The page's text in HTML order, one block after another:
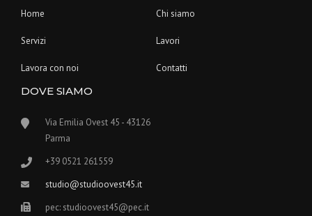
Home Chi siamo
Servizi Lavori
Lavora con noi Contatti
DOVE SIAMO
Via Emilia Ovest 45 - 43126
Parma
+39 0521 261559
studio@studioovest45.it
pec: studioovest45@pec.it